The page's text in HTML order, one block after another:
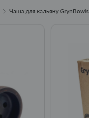
Чаша для кальяну